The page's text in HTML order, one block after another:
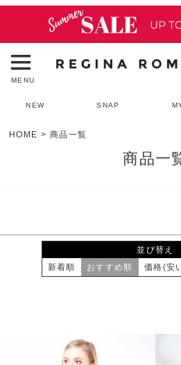
MENU
NEW SNAP
HOME 商品一覧
商品一
予約商品のみを表示
並び順
新着順
価格が高い順
レビュー順
並び替え
新着順
おすすめ順 価格(安